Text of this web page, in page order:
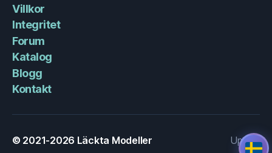
Villkor
Integritet
Forum
Katalog
Blogg
Kontakt
© 2021-2026 Läckta Modeller Upp↑